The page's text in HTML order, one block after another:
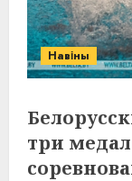
Навіны
три